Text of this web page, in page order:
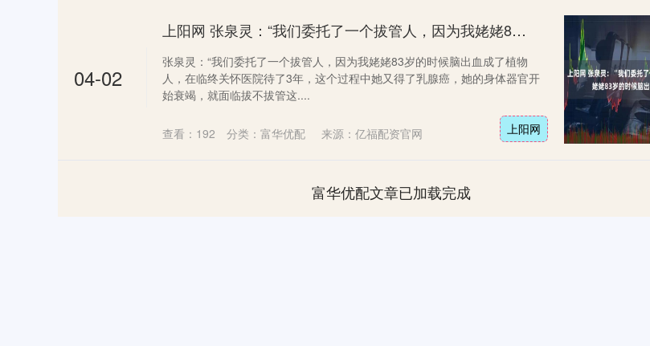
04-02
上阳网 张泉灵：“我们委托了一个拔管人，因为我姥姥83岁的时候脑出血成了植物
张泉灵：“我们委托了一个拔管人，因为我姥姥83岁的时候脑出血成了植物
人，在临终关怀医院待了3年，这个过程中她又得了乳腺癌，她的身体器官开
始衰竭，就面临拔不拔管这....
上阳网
来源：亿福配资官网
查看： 192 分类： 富华优配
富华优配文章已加载完成